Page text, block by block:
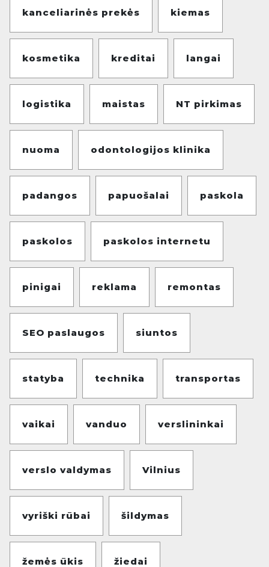
kanceliarinės prekės kiemas
kosmetika kreditai langai
logistika maistas NT pirkimas
nuoma odontologijos klinika
padangos papuošalai paskola
paskolos paskolos internetu
pinigai reklama remontas
SEO paslaugos siuntos
statyba technika transportas
vaikai vanduo verslininkai
verslo valdymas Vilnius
vyriški rūbai šildymas
žemės ūkis žiedai